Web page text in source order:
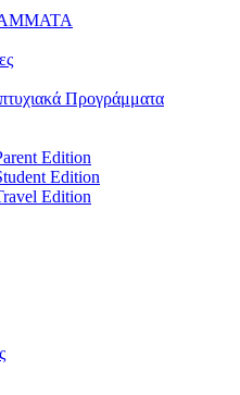
Προγράμματα
Edition
Edition
Edition